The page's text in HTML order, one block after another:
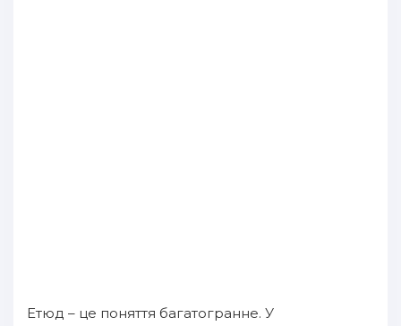
Етюд – це поняття багатогранне. У